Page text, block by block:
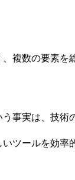
複数の要素を
事実は、技術
ツールを効